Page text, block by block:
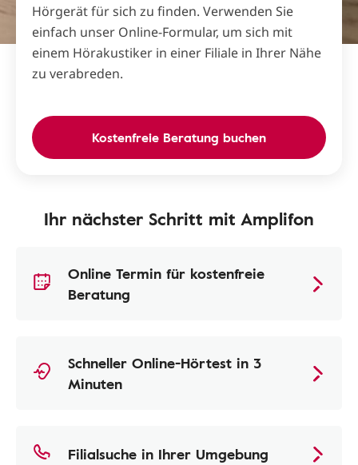
Hörgerät für sich zu finden. Verwenden Sie
einfach unser Online-Formular, um sich mit
einem Hörakustiker in einer Filiale in Ihrer Nähe
zu verabreden.
Kostenfreie Beratung buchen
Ihr nächster Schritt mit Amplifon
Online Termin für kostenfreie
Beratung
Schneller Online-Hörtest in 3
Minuten
Filialsuche in Ihrer Umgebung